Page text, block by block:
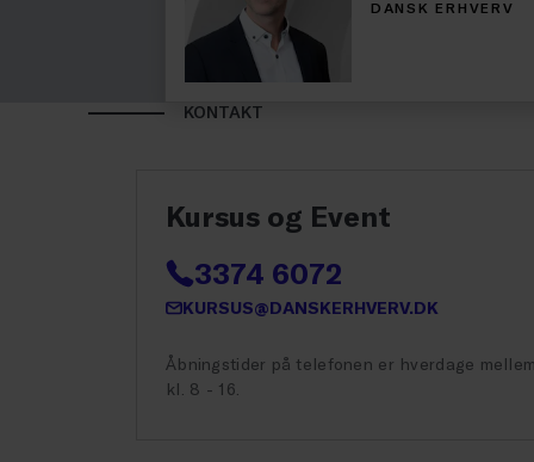
DANSK ERHVERV
KONTAKT
Kursus og Event
3374 6072
KURSUS@DANSKERHVERV.DK
Åbningstider på telefonen er hverdage mellem
kl. 8 - 16.